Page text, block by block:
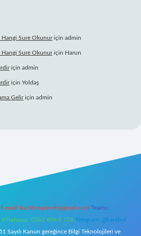
Hangi Sure Okunuriçin admin
Hangi Sure Okunuriçin Harun
için admin
için Yoldaş
Geliriçin admin
E-mail: backlinkpaneli@gmail.com Teams:
Whatsapp: 0262 606 0 726 Telegram: @karabul
Sayılı Kanun gereğince Bilgi Teknolojileri ve